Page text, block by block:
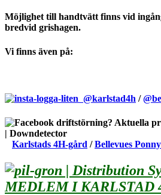
Möjlighet till handtvätt finns vid
bredvid grishagen.
Vi finns även på:
@karlstad4h /
Karlstads 4H-gård /Bellevues
MEDLEM I KARLSTAD